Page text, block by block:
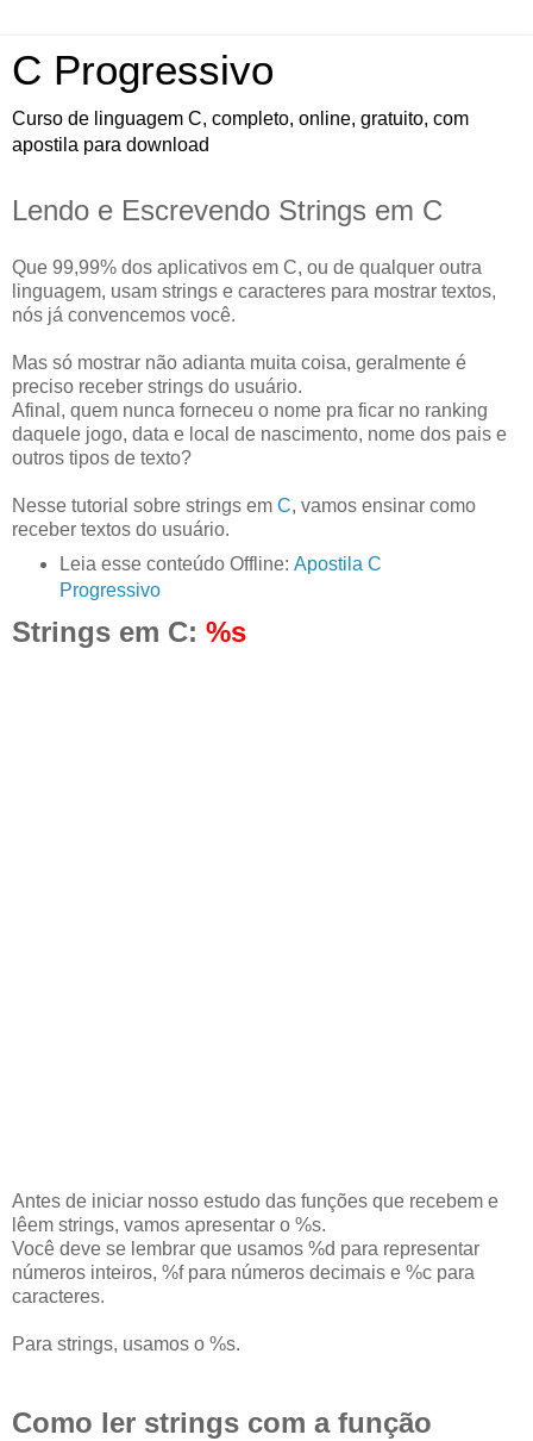
C Progressivo
Curso de linguagem C, completo, online, gratuito, com
apostila para download
Lendo e Escrevendo Strings em C
Que 99,99% dos aplicativos em C, ou de qualquer outra
linguagem, usam strings e caracteres para mostrar textos,
nós já convencemos você.
Mas só mostrar não adianta muita coisa, geralmente é
preciso receber strings do usuário.
Afinal, quem nunca forneceu o nome pra ficar no ranking
daquele jogo, data e local de nascimento, nome dos pais e
outros tipos de texto?
Nesse tutorial sobre strings em C, vamos ensinar como
receber textos do usuário.
Leia esse conteúdo Offline: Apostila C
Progressivo
Strings em C: %s
Antes de iniciar nosso estudo das funções que recebem e
lêem strings, vamos apresentar o %s.
Você deve se lembrar que usamos %d para representar
números inteiros, %f para números decimais e %c para
caracteres.
Para strings, usamos o %s.
Como ler strings com a função